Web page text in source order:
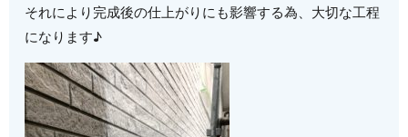
それにより完成後の仕上がりにも影響する為、大切な工程
になります♪